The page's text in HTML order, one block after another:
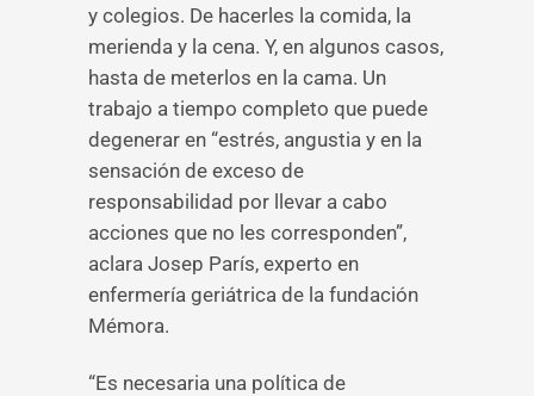
y colegios. De hacerles la comida, la
merienda y la cena. Y, en algunos casos,
hasta de meterlos en la cama. Un
trabajo a tiempo completo que puede
degenerar en “estrés, angustia y en la
sensación de exceso de
responsabilidad por llevar a cabo
acciones que no les corresponden”,
aclara Josep París, experto en
enfermería geriátrica de la fundación
Mémora.
“Es necesaria una política de